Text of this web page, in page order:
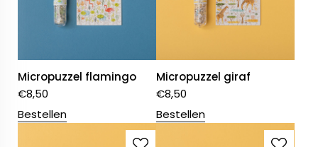
Micropuzzel flamingo
€8,50
Bestellen
Micropuzzel giraf
€8,50
Bestellen